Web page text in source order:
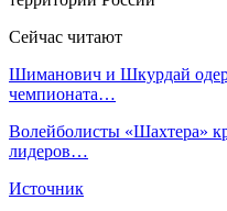
Сейчас читают
Шиманович и Шкурдай
чемпионата…
Волейболисты «Шахтера»
лидеров…
Источник